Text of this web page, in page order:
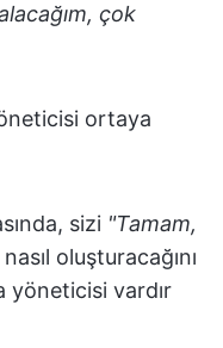
çok
ortaya
sizi "Tamam,
oluşturacağını
yöneticisi vardır